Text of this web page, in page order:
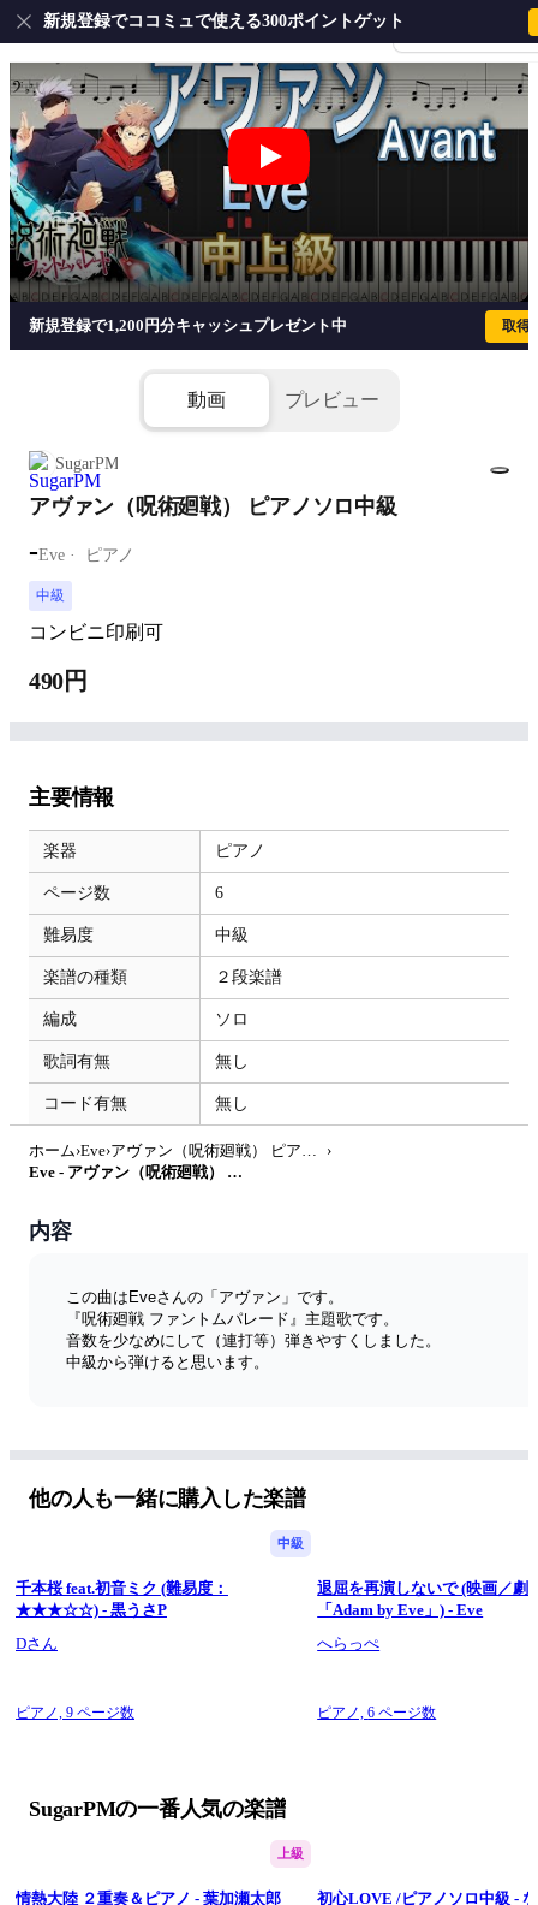
会員登録・ログイ
新規登録でココミュで使える300ポイントゲット
アヴァン（呪術廻戦） ピアノソロ中
新規登録で1,200円分キャッシュプレゼント中 取得
動画 プレビュー
SugarPM
アヴァン（呪術廻戦） ピアノソロ中級
-Eve ピアノ
中級
コンビニ印刷可
490円
主要情報
楽器 ピアノ
ページ数 6
難易度 中級
楽譜の種類 ２段楽譜
編成 ソロ
歌詞有無 無し
コード有無 無し
ホーム›Eve›
›
Eve - アヴァン（呪術廻戦） ピアノソロ中級 by SugarPM
内容
この曲はEveさんの「アヴァン」です。
『呪術廻戦 ファントムパレード』主題歌です。
音数を少なめにして（連打等）弾きやすくしました。
中級から弾けると思います。
他の人も一緒に購入した楽譜
中級
千本桜 feat.初音ミク (難易度：
★★★☆☆) - 黒うさP
Dさん
ピアノ, 9 ページ数
退屈を再演しないで (映画／劇
「Adam by Eve」) - Eve
へらっぺ
ピアノ,6 ページ数
SugarPMの一番人気の楽譜
上級
情熱大陸 ２重奏＆ピアノ - 葉加瀬太郎 初心LOVE /ピアノソロ中級 -